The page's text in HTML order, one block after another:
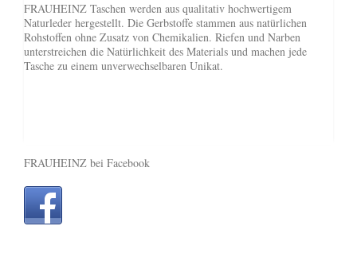
FRAUHEINZ Taschen werden aus qualitativ hochwertigem
Naturleder hergestellt. Die Gerbstoffe stammen aus natürlichen
Rohstoffen ohne Zusatz von Chemikalien. Riefen und Narben
unterstreichen die Natürlichkeit des Materials und machen jede
Tasche zu einem unverwechselbaren Unikat.
FRAUHEINZ bei Facebook